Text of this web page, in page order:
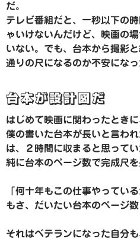
だ。
テレビ番組だと、一秒以下の
ゃいけないんだけど、映画の
いない。でも、台本から撮影
通りの尺になるのか不安になっ
台本が設計図だ
はじめて映画に関わったとき
僕の書いた台本が長いと言わ
は、２時間に収まると思って
純に台本のページ数で完成尺
「何十年もこの仕事やってい
もさ、だいたい台本のページ
それはベテランになった自分も